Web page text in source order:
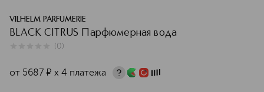
VILHELM PARFUMERIE
BLACK CITRUS Парфюмерная вода
(0)
от 5687 ¤ х 4 платежа